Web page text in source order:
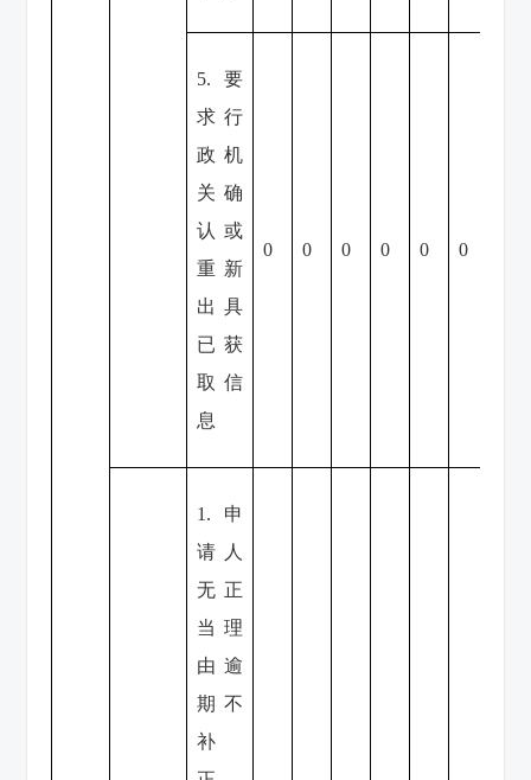
5.要
求行
政机
关确
认或
重新
出具
已获
取信
息
0 0 0 0 0 0
1.申
请人
无正
当理
由逾
期不
补